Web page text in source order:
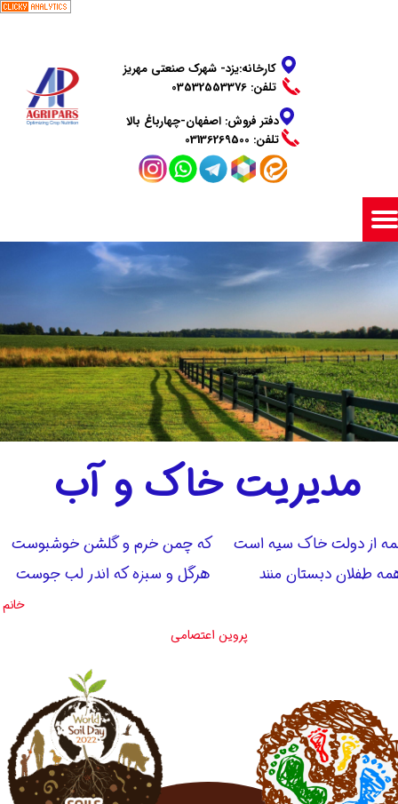
دفتر فروش: اصفهان-چهارباغ بالا
​​​​​​​تلفن: 03136269500
​​​​​​​کارخانه:یزد- شهرک صنعتی مهریز
تلفن: 03532553376
مدیریت خاک و آب
از دولت خاک سیه است که چمن خرم و گلشن خوشبوست
طفلان دبستان منند هرگل و سبزه که اندر لب جوست
خانم
پروین اعتصامی